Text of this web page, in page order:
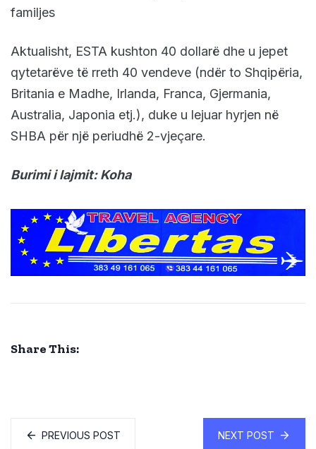
familjes
Aktualisht, ESTA kushton 40 dollarë dhe u jepet
qytetarëve të rreth 40 vendeve (ndër to Shqipëria,
Britania e Madhe, Irlanda, Franca, Gjermania,
Australia, Japonia etj.), duke u lejuar hyrjen në
SHBA për një periudhë 2-vjeçare.
Burimi i lajmit: Koha
Share This:
PREVIOUS POST NEXT POST